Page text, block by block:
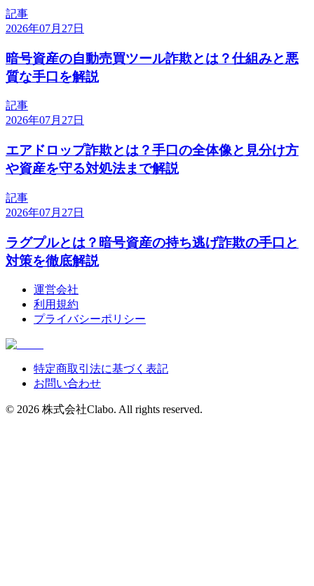
記事
2026年07月27日
暗号資産の自動売買ツール詐欺とは？仕組みと悪
質な手口を解説
記事
2026年07月27日
エアドロップ詐欺とは？手口の全体像と見分け方
や資産を守る対処法まで解説
記事
2026年07月27日
ラグプルとは？暗号資産の持ち逃げ詐欺の手口と
対策を徹底解説
運営会社
利用規約
プライバシーポリシー
特定商取引法に基づく表記
お問い合わせ
© 2026 株式会社Clabo. All rights reserved.